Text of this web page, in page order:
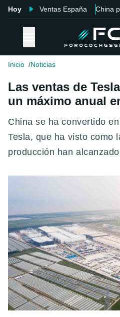
Hoy Ventas España China
Inicio Noticias
Las ventas de
un máximo anual
China se ha convertido
Tesla, que ha visto como
producción han